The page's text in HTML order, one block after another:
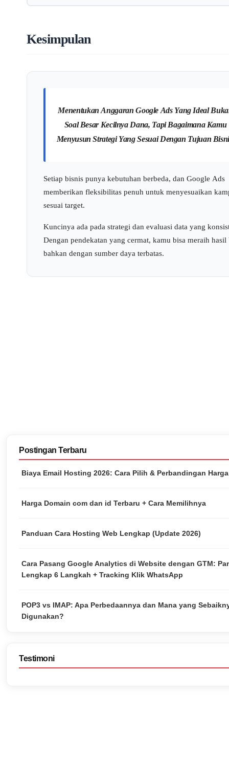
tergantung strategi dan tujuan bisnis kamu.
dikelola tim ahli yang bisa mengoptimasi performa secara
berkelanjutan. Ini justru membantu menghindari
Kesimpulan
Menentukan Anggaran Google Ads Yang Ideal
Soal Besar Kecilnya Dana, Tapi Bagaimana Kamu
Menyusun Strategi Yang Sesuai Dengan Tujuan
Setiap bisnis punya kebutuhan berbeda, dan Google Ads
memberikan fleksibilitas penuh untuk menyesuaikan
sesuai target.
Kuncinya ada pada strategi dan evaluasi data yang
Dengan pendekatan yang cermat, kamu bisa meraih hasil
bahkan dengan sumber daya terbatas.
Postingan Terbaru
Biaya Email Hosting 2026: Cara Pilih & Perbandingan
Harga Domain com dan id Terbaru + Cara Memilihnya
Panduan Cara Hosting Web Lengkap (Update 2026)
Cara Pasang Google Analytics di Website dengan GTM:
Lengkap 6 Langkah + Tracking Klik WhatsApp
POP3 vs IMAP: Apa Perbedaannya dan Mana yang
Digunakan?
Testimoni